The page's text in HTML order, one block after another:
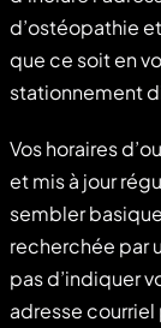
d’ostéopathie
que ce soit en
stationnement
Vos horaires
et mis à jour
sembler
recherchée par
pas d’indiquer
adresse